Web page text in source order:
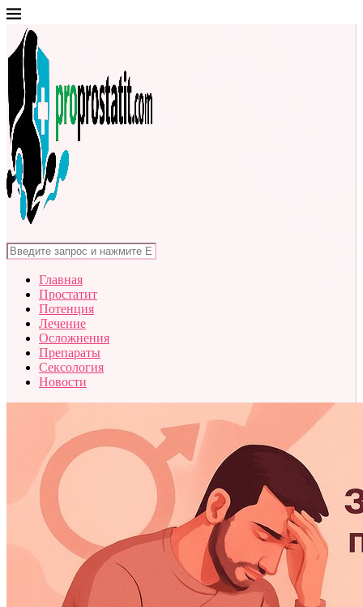
Главная
Простатит
Потенция
Лечение
Осложнения
Препараты
Сексология
Новости